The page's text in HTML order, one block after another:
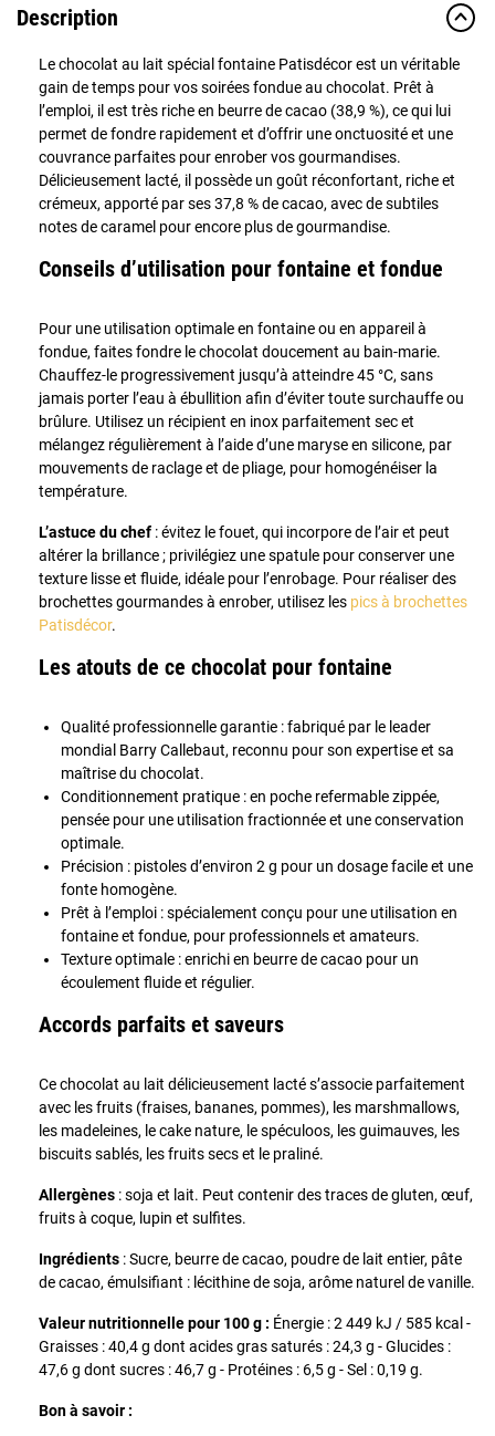
Description
Le chocolat au lait spécial fontaine Patisdécor est un véritable
gain de temps pour vos soirées fondue au chocolat. Prêt à
l’emploi, il est très riche en beurre de cacao (38,9 %), ce qui lui
permet de fondre rapidement et d’offrir une onctuosité et une
couvrance parfaites pour enrober vos gourmandises.
Délicieusement lacté, il possède un goût réconfortant, riche et
crémeux, apporté par ses 37,8 % de cacao, avec de subtiles
notes de caramel pour encore plus de gourmandise.
Conseils d’utilisation pour fontaine et fondue
Pour une utilisation optimale en fontaine ou en appareil à
fondue, faites fondre le chocolat doucement au bain-marie.
Chauffez-le progressivement jusqu’à atteindre 45 °C, sans
jamais porter l’eau à ébullition afin d’éviter toute surchauffe ou
brûlure. Utilisez un récipient en inox parfaitement sec et
mélangez régulièrement à l’aide d’une maryse en silicone, par
mouvements de raclage et de pliage, pour homogénéiser la
température.
L’astuce du chef : évitez le fouet, qui incorpore de l’air et peut
altérer la brillance ; privilégiez une spatule pour conserver une
texture lisse et fluide, idéale pour l’enrobage. Pour réaliser des
brochettes gourmandes à enrober, utilisez les pics à brochettes
Patisdécor.
Les atouts de ce chocolat pour fontaine
Qualité professionnelle garantie : fabriqué par le leader
mondial Barry Callebaut, reconnu pour son expertise et sa
maîtrise du chocolat.
Conditionnement pratique : en poche refermable zippée,
pensée pour une utilisation fractionnée et une conservation
optimale.
Précision : pistoles d’environ 2 g pour un dosage facile et une
fonte homogène.
Prêt à l’emploi : spécialement conçu pour une utilisation en
fontaine et fondue, pour professionnels et amateurs.
Texture optimale : enrichi en beurre de cacao pour un
écoulement fluide et régulier.
Accords parfaits et saveurs
Ce chocolat au lait délicieusement lacté s’associe parfaitement
avec les fruits (fraises, bananes, pommes), les marshmallows,
les madeleines, le cake nature, le spéculoos, les guimauves, les
biscuits sablés, les fruits secs et le praliné.
Allergènes : soja et lait. Peut contenir des traces de gluten, œuf,
fruits à coque, lupin et sulfites.
Ingrédients : Sucre, beurre de cacao, poudre de lait entier, pâte
de cacao, émulsifiant : lécithine de soja, arôme naturel de vanille.
Valeur nutritionnelle pour 100 g : Énergie : 2 449 kJ / 585 kcal -
Graisses : 40,4 g dont acides gras saturés : 24,3 g - Glucides :
47,6 g dont sucres : 46,7 g - Protéines : 6,5 g - Sel : 0,19 g.
Bon à savoir :